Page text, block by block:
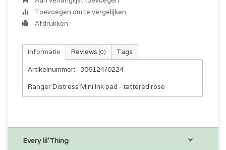
Toevoegen om te vergelijken
Afdrukken
Informatie Reviews (0) Tags
Artikelnummer:
306124/0224
Ranger Distress Mini Ink pad - tattered rose
Every lil'Thing